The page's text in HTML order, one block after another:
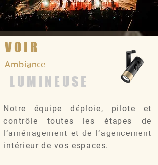
LUMINEUSE
Ambiance
VOIR
Notre équipe déploie, pilote et
contrôle toutes les étapes de
l’aménagement et de l’agencement
intérieur de vos espaces.